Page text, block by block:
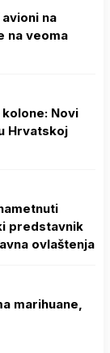
na
na veoma
Novi
Hrvatskoj
predstavnik
ovlaštenja
marihuane,